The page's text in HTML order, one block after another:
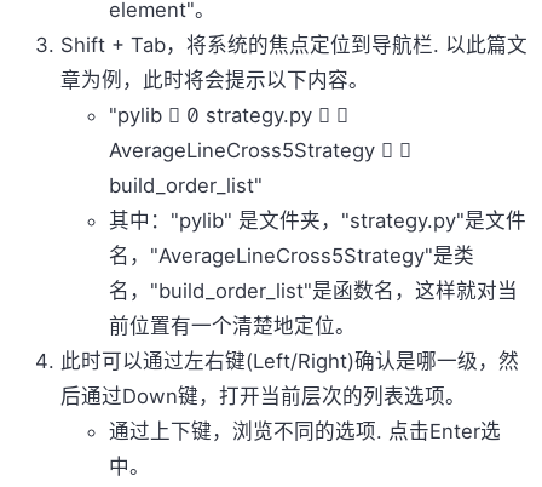
element"。
Shift + Tab，将系统的焦点定位到导航栏. 以此篇文
章为例，此时将会提示以下内容。
"pylib   strategy.py  
AverageLineCross5Strategy  
build_order_list"
其中："pylib" 是文件夹，"strategy.py"是文件
名，"AverageLineCross5Strategy"是类
名，"build_order_list"是函数名，这样就对当
前位置有一个清楚地定位。
此时可以通过左右键(Left/Right)确认是哪一级，然
后通过Down键，打开当前层次的列表选项。
通过上下键，浏览不同的选项. 点击Enter选
中。